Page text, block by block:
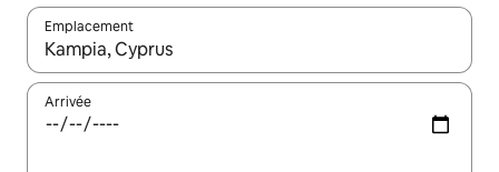
Emplacement
Quand les résultats sont affichés, parcourez-les en utilisant
Arrivée